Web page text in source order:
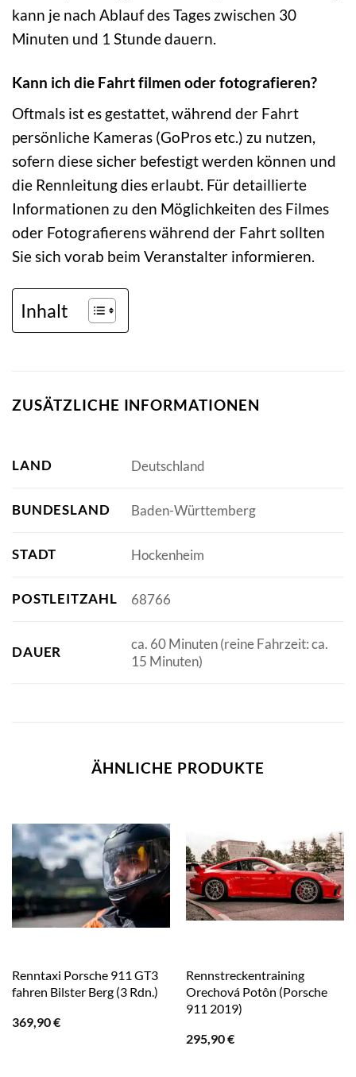
kann je nach Ablauf des Tages zwischen 30
Minuten und 1 Stunde dauern.
Kann ich die Fahrt filmen oder fotografieren?
Oftmals ist es gestattet, während der Fahrt
persönliche Kameras (GoPros etc.) zu nutzen,
sofern diese sicher befestigt werden können und
die Rennleitung dies erlaubt. Für detaillierte
Informationen zu den Möglichkeiten des Filmes
oder Fotografierens während der Fahrt sollten
Sie sich vorab beim Veranstalter informieren.
Inhalt
ZUSÄTZLICHE INFORMATIONEN
LAND Deutschland
BUNDESLAND Baden-Württemberg
STADT Hockenheim
POSTLEITZAHL 68766
DAUER
ca. 60 Minuten (reine Fahrzeit: ca.
15 Minuten)
ÄHNLICHE PRODUKTE
Renntaxi Porsche 911 GT3
fahren Bilster Berg (3 Rdn.)
369,90€
Rennstreckentraining
Orechová Potôn (Porsche
911 2019)
295,90€